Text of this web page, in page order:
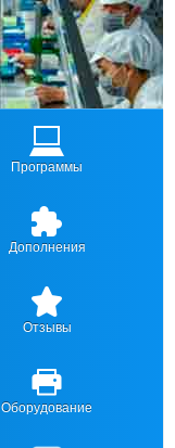
Программы
Дополнения
Отзывы
Оборудование